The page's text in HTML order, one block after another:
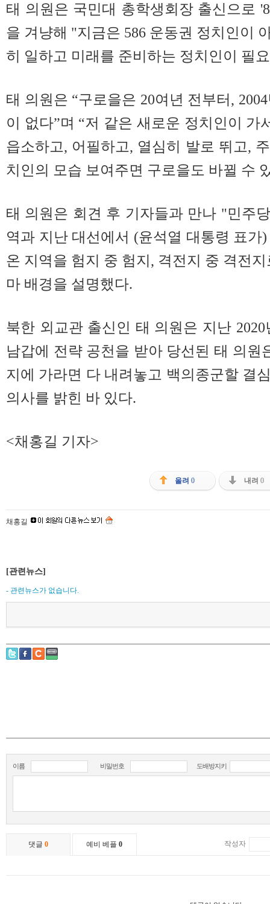
태 의원은 국민대 총학생회장 출신으로
을 겨냥해 "지금은 586 운동권 정치인이
히 일하고 미래를 준비하는 정치인이 필
태 의원은 “구로을은 20여년 전부터,
이 없다”며 “저 같은 새로운 정치인이 가
읍소하고, 어필하고, 열심히 발로 뛰고,
치인의 모습 보여주면 구로을도 바뀔 수
태 의원은 회견 후 기자들과 만나 "민주
역과 지난 대선에서 (윤석열 대통령 표가
온 지역을 험지 중 험지, 격전지 중 격전
마 배경을 설명했다.
북한 외교관 출신인 태 의원은 지난
남갑에 전략 공천을 받아 당선된 태 의원
지에 가라면 다 내려놓고 백의종군할 결
의사를 밝힌 바 있다.
<채홍길 기자>
올려 0 내려 0
채홍길
[관련뉴스]
- 관련뉴스가 없습니다.